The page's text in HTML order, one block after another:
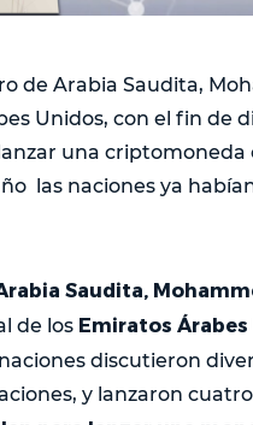
de Arabia Saudita,
Unidos, con el fin de
una criptomoneda
las naciones ya
Saudita,
de los Emiratos Árabes
discutieron
y lanzaron